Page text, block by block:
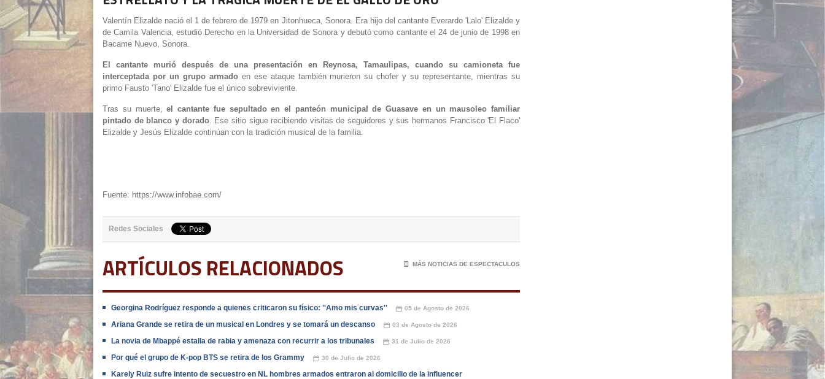
Valentín Elizalde nació el 1 de febrero de 1979 en Jitonhueca, Sonora. Era hijo del cantante Everardo 'Lalo' Elizalde y
de Camila Valencia, estudió Derecho en la Universidad de Sonora y debutó como cantante el 24 de junio de 1998 en
Bacame Nuevo, Sonora.
El cantante murió después de una presentación en Reynosa, Tamaulipas, cuando su camioneta fue
interceptada por un grupo armadoen ese ataque también murieron su chofer y su representante, mientras su
primo Fausto 'Tano' Elizalde fue el único sobreviviente.
Tras su muerte, el cantante fue sepultado en el panteón municipal de Guasave en un mausoleo familiar
pintado de blanco y dorado. Ese sitio sigue recibiendo visitas de seguidores y sus hermanos Francisco 'El Flaco'
Elizalde y Jesús Elizalde continúan con la tradición musical de la familia.
Fuente: https://www.infobae.com/
Redes Sociales
ARTÍCULOS RELACIONADOS 📄 MÁS NOTICIAS DE ESPECTACULOS
Georgina Rodríguez responde a quienes criticaron su físico: ''Amo mis curvas'' 📅 05 de Agosto de 2026
Ariana Grande se retira de un musical en Londres y se tomará un descanso 📅 03 de Agosto de 2026
La novia de Mbappé estalla de rabia y amenaza con recurrir a los tribunales 📅 31 de Julio de 2026
Por qué el grupo de K-pop BTS se retira de los Grammy 📅 30 de Julio de 2026
Karely Ruiz sufre intento de secuestro en NL hombres armados entraron al domicilio de la influencer